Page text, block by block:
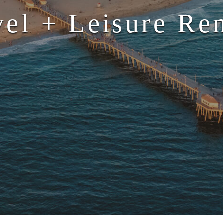
+ Leisure